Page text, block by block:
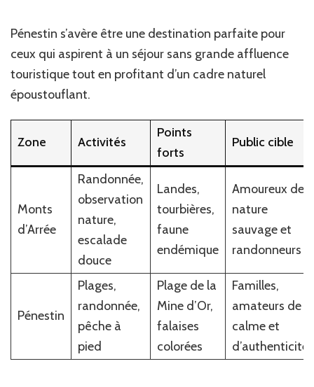
Pénestin s’avère être une destination parfaite pour
ceux qui aspirent à un séjour sans grande affluence
touristique tout en profitant d’un cadre naturel
époustouflant.
Zone Activités
Points
forts
Public cible
Monts
d’Arrée
Randonnée,
observation
nature,
escalade
douce
Landes,
tourbières,
faune
endémique
Amoureux de
nature
sauvage et
randonneurs
Pénestin
Plages,
randonnée,
pêche à
pied
Plage de la
Mine d’Or,
falaises
colorées
Familles,
amateurs de
calme et
d’authenticité